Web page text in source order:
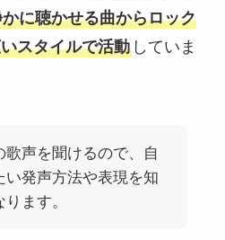
に聴かせる曲からロック
スタイルで活動していま
歌声を聞けるので、自
い発声方法や表現を知
ます。